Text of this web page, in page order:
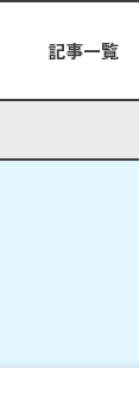
記事一覧